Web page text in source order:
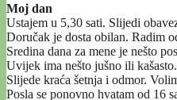
Moj dan
Ustajem u 5,30 sati. Slijedi
Doručak je dosta obilan. Radim
Sredina dana za mene je nešto
Uvijek ima nešto jušno ili kašasto.
Slijede kraća šetnja i odmor.
Posla se ponovno hvatam od 16